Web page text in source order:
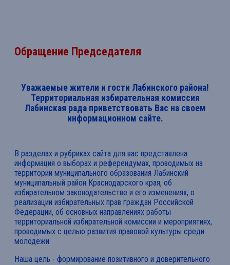
Обращение Председателя
Уважаемые жители и гости Лабинского района!
Территориальная избирательная комиссия
Лабинская рада приветствовать Вас на своем
информационном сайте.
В разделах и рубриках сайта для вас представлена
информация о выборах и референдумах, проводимых на
территории муниципального образования Лабинский
муниципальный район Краснодарского края, об
избирательном законодательстве и его изменениях, о
реализации избирательных прав граждан Российской
Федерации, об основных направлениях работы
территориальной избирательной комиссии и мероприятиях,
проводимых с целью развития правовой культуры среди
молодежи.
Наша цель - формирование позитивного и доверительного